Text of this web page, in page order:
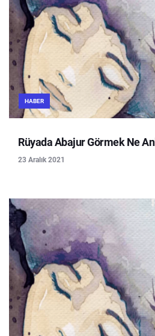
HABER
Rüyada Abajur Görmek Ne
23 Aralık 2021